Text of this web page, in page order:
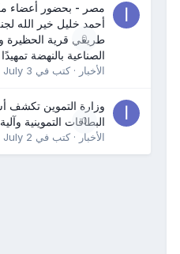
0
مصر - بحضور أعضاء
أحمد خليل خير الله
طريقي قرية الحظيرة
الصناعية بالنهضة
الأخبار · كتب في July 3
0
وزارة التموين تكشف
البطاقات التموينية
الأخبار · كتب في July 2